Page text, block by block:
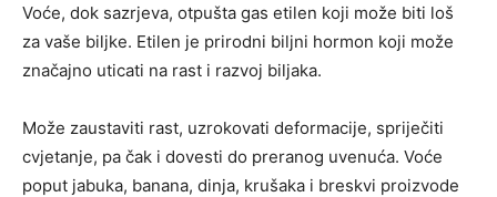
Voće, dok sazrjeva, otpušta gas etilen koji može biti loš
za vaše biljke. Etilen je prirodni biljni hormon koji može
značajno uticati na rast i razvoj biljaka.
Može zaustaviti rast, uzrokovati deformacije, spriječiti
cvjetanje, pa čak i dovesti do preranog uvenuća. Voće
poput jabuka, banana, dinja, krušaka i breskvi proizvode